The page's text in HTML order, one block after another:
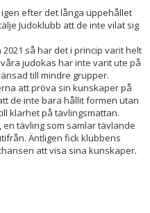
efter det långa uppehållet
Judoklubb att de inte vilat sig
så har det i princip varit helt
judokas har inte varit ute på
till mindre grupper.
att pröva sin kunskaper på
de inte bara hållit formen utan
klarhet på tävlingsmattan.
en tävling som samlar tävlande
Äntligen fick klubbens
att visa sina kunskaper.